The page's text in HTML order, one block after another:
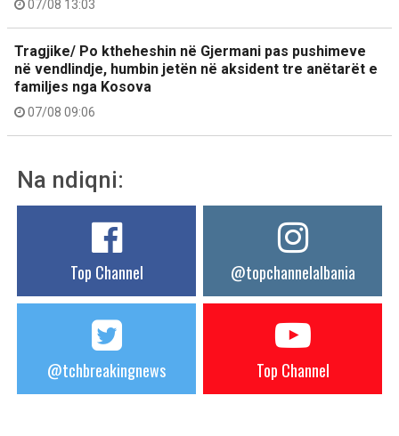
07/08 13:03
Tragjike/ Po ktheheshin në Gjermani pas pushimeve
në vendlindje, humbin jetën në aksident tre anëtarët e
familjes nga Kosova
07/08 09:06
Na ndiqni:
Top Channel @topchannelalbania
@tchbreakingnews Top Channel